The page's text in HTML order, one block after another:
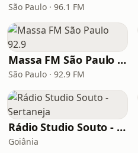
São Paulo · 96.1 FM
Massa FM São Paulo 92.9
São Paulo · 92.9 FM
Rádio Studio Souto - Sertaneja
Goiânia